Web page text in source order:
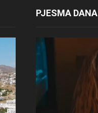
PJESMA DANA